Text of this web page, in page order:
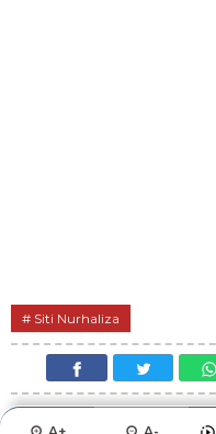
Siti Nurhaliza